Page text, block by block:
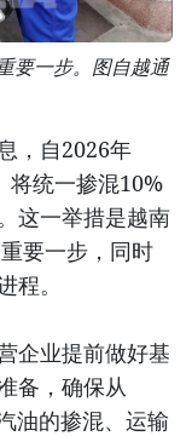
要一步。图自越通
，自2026年
将统一掺混10%
这一举措是越南
要一步，同时
。
企业提前做好基
备，确保从
油的掺混、运输